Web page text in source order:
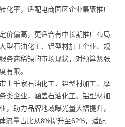
化率，适配电商园区企业集聚推广
价偏高，更适合有中长期推广布局
型石油化工、铝型材加工企业、规
务商稀缺的市场现状，对预算紧张
有限。
上千家石油化工、铝型材加工、摩
类企业，涵盖石油化工、铝型材加
，助力品牌地域曝光量大幅提升，
流量占比从8%提升至62%，适配